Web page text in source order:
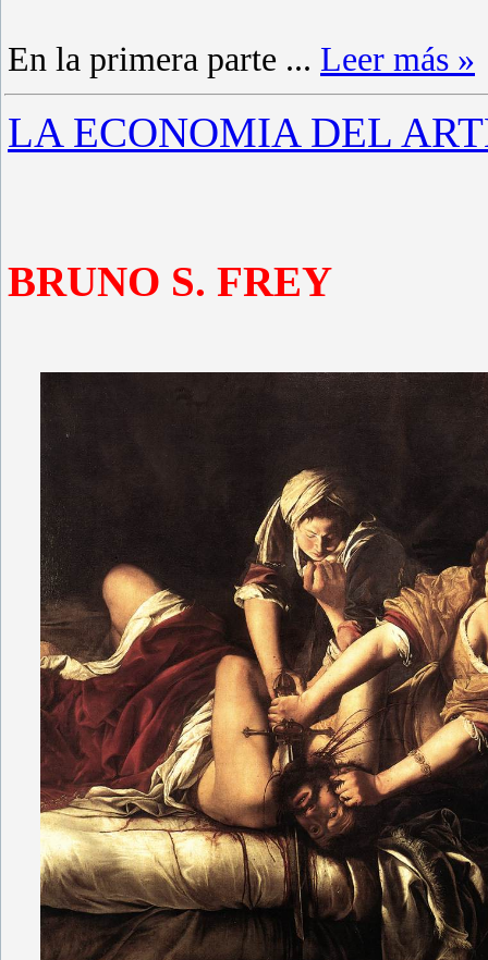
En la primera parte ... Leer más »
LA ECONOMIA DEL
BRUNO S. FREY